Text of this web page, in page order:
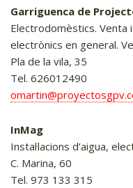
Garriguenca de
Electrodomèstics. Venta
electrònics en general.
Pla de la vila, 35
Tel. 626012490
InMag
Instal·lacions d’aigua,
C. Marina, 60
Tel. 973 133 315